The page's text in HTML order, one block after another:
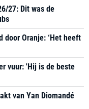
27: Dit was de
door Oranje: ‘Het heeft
vuur: 'Hij is de beste
van Yan Diomandé